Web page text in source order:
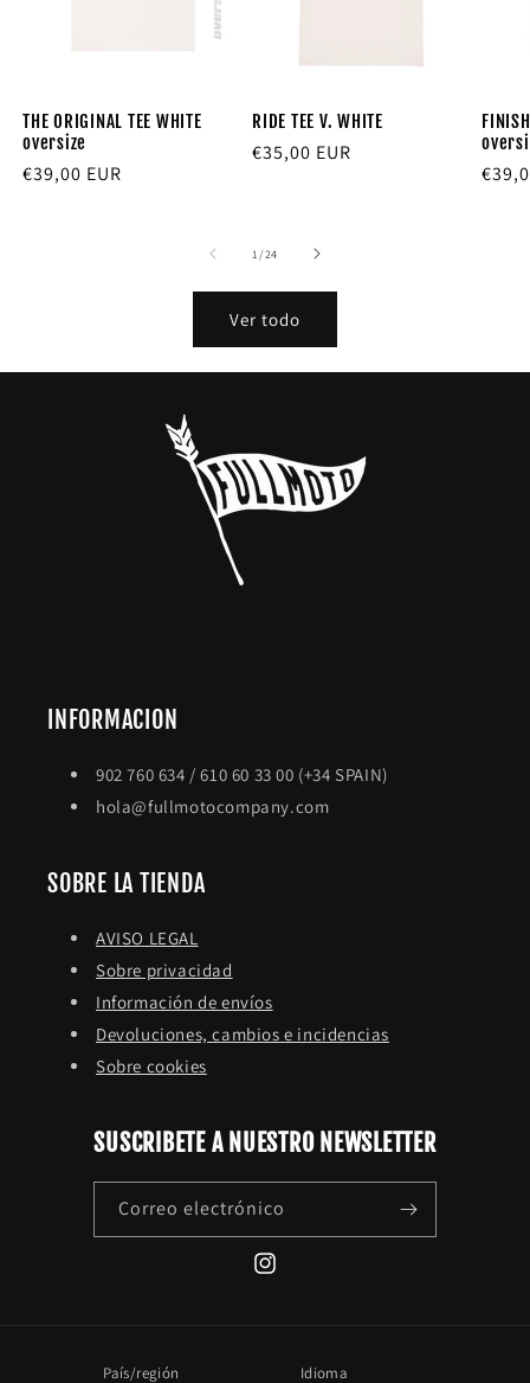
THE ORIGINAL TEE WHITE
oversize
Precio
€39,00 EUR
RIDE TEE V. WHITE
Precio
€35,00 EUR
1 /de
24
Ver todo
INFORMACION
902 760 634 / 610 60 33 00 (+34 SPAIN)
hola@fullmotocompany.com
SOBRE LA TIENDA
AVISO LEGAL
Sobre privacidad
Información de envíos
Devoluciones, cambios e incidencias
Sobre cookies
SUSCRIBETE A NUESTRO NEWSLETTER
Correo electrónico
Instagram
País/región Idioma